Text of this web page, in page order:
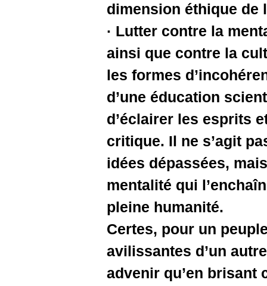
· Lutter
ainsi que
les
d’une
critique.
idées
mentalité
pleine
Certes,
advenir